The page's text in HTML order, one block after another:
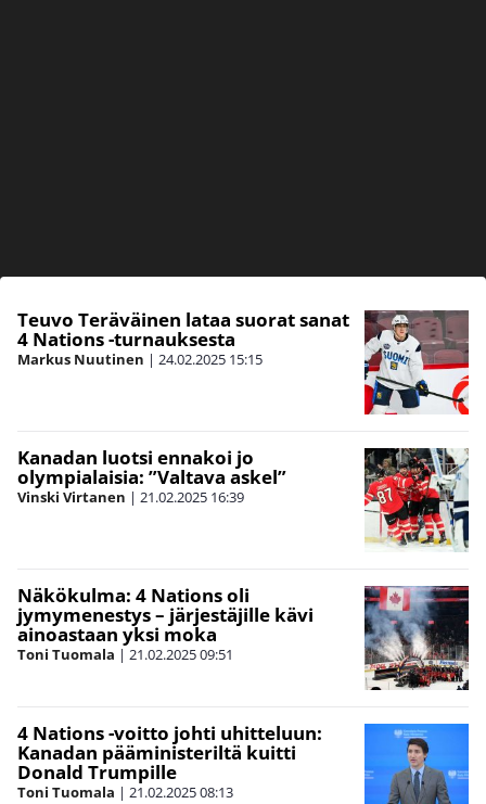
Teuvo Teräväinen lataa suorat sanat
4 Nations -turnauksesta
Markus Nuutinen | 24.02.2025 15:15
Kanadan luotsi ennakoi jo
olympialaisia: ”Valtava askel”
Vinski Virtanen | 21.02.2025 16:39
Näkökulma: 4 Nations oli
jymymenestys – järjestäjille kävi
ainoastaan yksi moka
Toni Tuomala | 21.02.202509:51
4 Nations -voitto johti uhitteluun:
Kanadan pääministeriltä kuitti
Donald Trumpille
Toni Tuomala | 21.02.202508:13